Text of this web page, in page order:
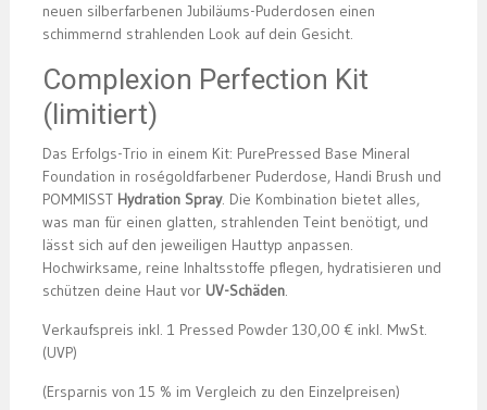
neuen silberfarbenen Jubiläums-Puderdosen einen
schimmernd strahlenden Look auf dein Gesicht.
Complexion Perfection Kit
(limitiert)
Das Erfolgs-Trio in einem Kit: PurePressed Base Mineral
Foundation in roségoldfarbener Puderdose, Handi Brush und
POMMISST Hydration Spray. Die Kombination bietet alles,
was man für einen glatten, strahlenden Teint benötigt, und
lässt sich auf den jeweiligen Hauttyp anpassen.
Hochwirksame, reine Inhaltsstoffe pflegen, hydratisieren und
schützen deine Haut vor UV-Schäden.
Verkaufspreis inkl. 1 Pressed Powder 130,00 € inkl. MwSt.
(UVP)
(Ersparnis von 15 % im Vergleich zu den Einzelpreisen)